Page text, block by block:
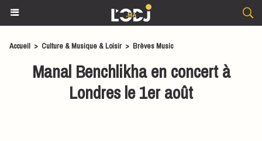
Accueil > Culture & Musique & Loisir > Brèves Music
Manal Benchlikha en concert à
Londres le 1er août